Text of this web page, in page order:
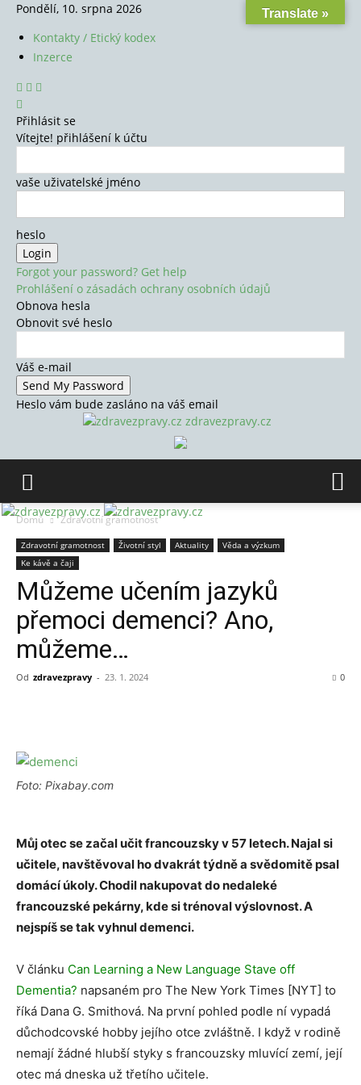
Pondělí, 10. srpna 2026
Kontakty / Etický kodex
Inzerce
Přihlásit se
Vítejte! přihlášení k účtu
vaše uživatelské jméno
heslo
Forgot your password? Get help
Prohlášení o zásadách ochrany osobních údajů
Obnova hesla
Obnovit své heslo
Váš e-mail
Heslo vám bude zasláno na váš email
zdravezpravy.cz
Domů Zdravotní gramotnost
Zdravotní gramotnost Životní styl Aktuality
Věda a výzkum
Ke kávě a čaji
Můžeme učením jazyků
přemoci demenci? Ano,
můžeme…
Od zdravezpravy - 23. 1. 2024 0
Foto: Pixabay.com
Můj otec se začal učit francouzsky v 57 letech. Najal si
učitele, navštěvoval ho dvakrát týdně a svědomitě psal
domácí úkoly. Chodil nakupovat do nedaleké
francouzské pekárny, kde si trénoval výslovnost. A
nejspíš se tak vyhnul demenci.
V článku Can Learning a New Language Stave off
Dementia? napsaném pro The New York Times [NYT] to
říká Dana G. Smithová. Na první pohled podle ní vypadá
důchodcovské hobby jejího otce zvláštně. I když v rodině
nemají žádné hlubší styky s francouzsky mluvící zemí, její
otec má dneska už třetího učitele.
Translate »